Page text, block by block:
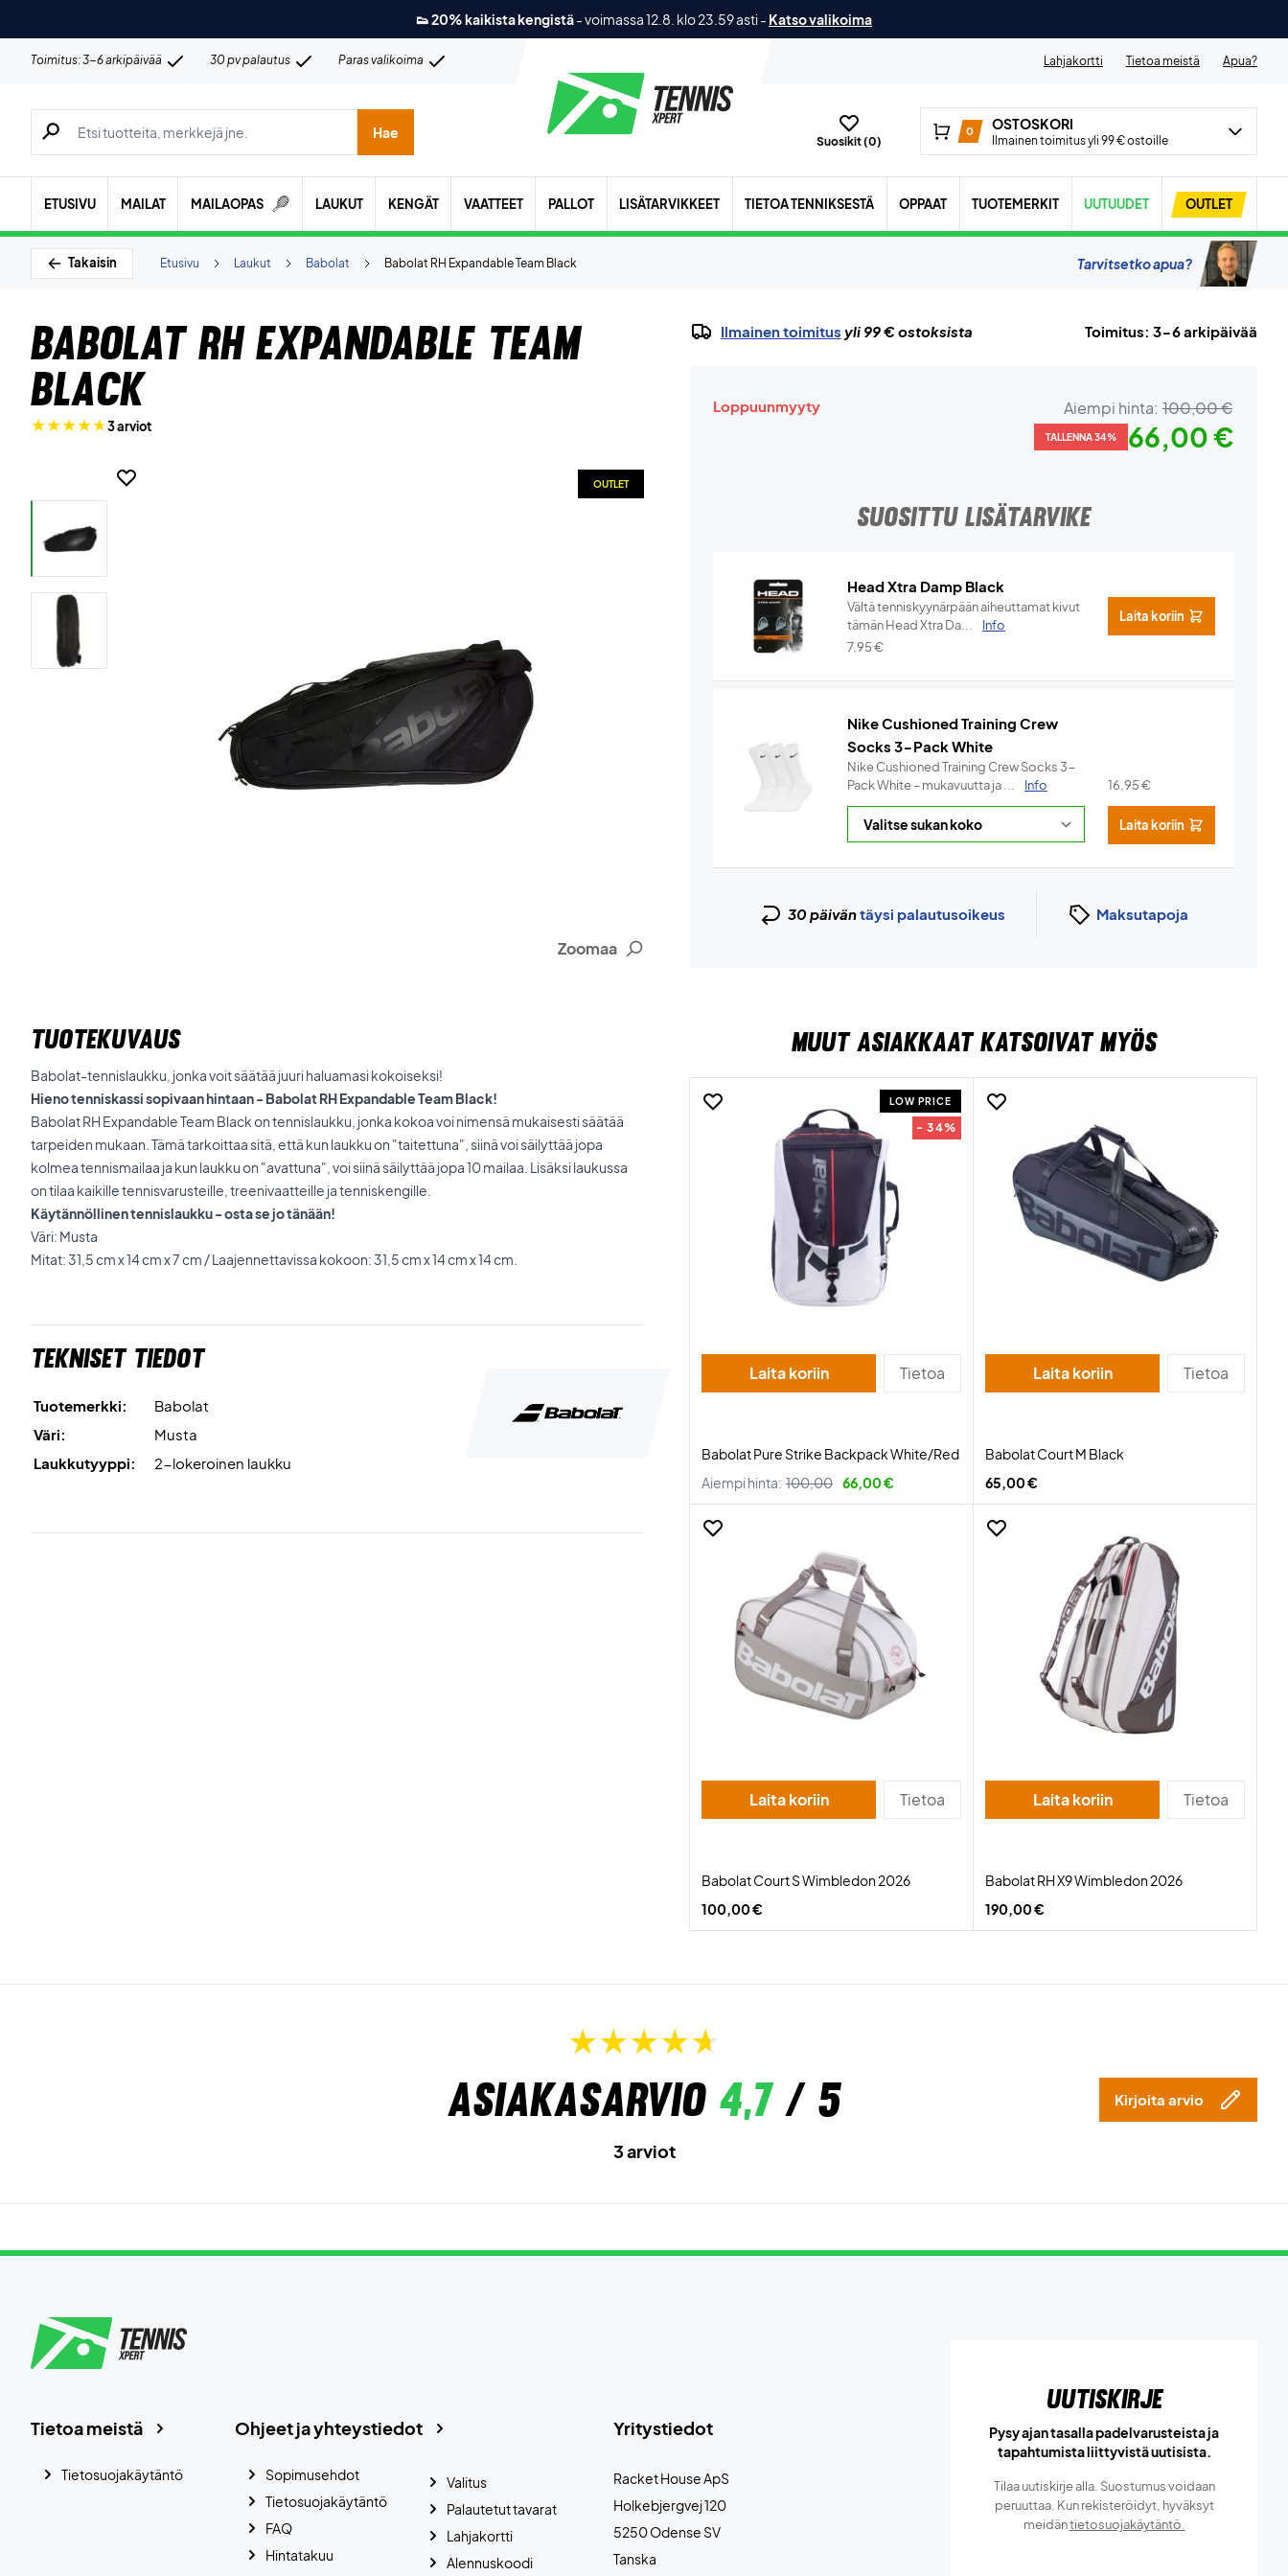
👟 20% kaikista kengistä-voimassa 12.8. klo 23.59 asti- Katso valikoima
Toimitus: 3-6 arkipäivää 30 pv palautus Paras valikoima Lahjakortti Tietoa meistä Apua?
Hae tuotteita, merkkejä jne.
Hae
Suosikit (0)
0 OSTOSKORI
Ilmainen toimitus yli 99 € ostoille
ETUSIVU MAILAT MAILAOPAS LAUKUT KENGÄT VAATTEET PALLOT LISÄTARVIKKEET TIETOA TENNIKSESTÄ OPPAAT TUOTEMERKIT UUTUUDET OUTLET
Takaisin Babolat RH Expandable Team Black
Babolat
Laukut
Etusivu Tarvitsetko apua?
Babolat RH Expandable Team
Black
3 arviot
Zoomaa
OUTLET
TUOTEKUVAUS
Babolat-tennislaukku, jonka voit säätää juuri haluamasi kokoiseksi!
Hieno tenniskassi sopivaan hintaan - Babolat RH Expandable Team Black!
Babolat RH Expandable Team Black on tennislaukku, jonka kokoa voi nimensä mukaisesti säätää
tarpeiden mukaan. Tämä tarkoittaa sitä, että kun laukku on "taitettuna", siinä voi säilyttää jopa
kolmea tennismailaa ja kun laukku on "avattuna", voi siinä säilyttää jopa 10 mailaa. Lisäksi laukussa
on tilaa kaikille tennisvarusteille, treenivaatteille ja tenniskengille.
Käytännöllinen tennislaukku - osta se jo tänään!
Väri: Musta
Mitat: 31,5 cm x 14 cm x 7 cm / Laajennettavissa kokoon: 31,5 cm x 14 cm x 14 cm.
Tekniset tiedot
Tuotemerkki:
Babolat
Väri:
Musta
Laukkutyyppi:
2-lokeroinen laukku
Ilmainen toimitus yli 99 € ostoksista Toimitus: 3-6 arkipäivää
Loppuunmyyty Aiempi hinta: 100,00 €
TALLENNA 34% 66,00 €
SUOSITTU LISÄTARVIKE
Head Xtra Damp Black
Vältä tenniskyynärpään aiheuttamat kivut
tämän Head Xtra Da...
Info
7,95€
Laita koriin
Nike Cushioned Training Crew
Socks 3-Pack White
Nike Cushioned Training Crew Socks 3-
Pack White – mukavuutta ja ...
Info 16,95€
Laita koriin
30 päiväntäysi palautusoikeus Maksutapoja
MUUT ASIAKKAAT KATSOIVAT MYÖS
LOW PRICE
- 34%
Laita koriin Tietoa
Babolat Pure Strike Backpack White/Red
Aiempi hinta: 100,00 66,00 €
Laita koriin Tietoa
Babolat Court M Black
65,00 €
Laita koriin Tietoa
Babolat Court S Wimbledon 2026
100,00 €
Laita koriin Tietoa
Babolat RH X9 Wimbledon 2026
190,00 €
Asiakasarvio 4,7/ 5 Kirjoita arvio
3 arviot
Yritystiedot
Racket House ApS
Holkebjergvej 120
5250 Odense SV
Tanska
Ohjeet ja yhteystiedot
Sopimusehdot
Tietosuojakäytäntö
FAQ
Hintatakuu
Valitus
Palautetut tavarat
Lahjakortti
Alennuskoodi
Tietoa meistä
Tietosuojakäytäntö
Uutiskirje
Pysy ajan tasalla padelvarusteista ja
tapahtumista liittyvistä uutisista.
Tilaa uutiskirje alla. Suostumus voidaan
peruuttaa. Kun rekisteröidyt, hyväksyt
meidäntietosuojakäytäntö.